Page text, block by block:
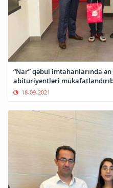
“Nar” qəbul imtahanlarında
abituriyentləri
18-09-2021